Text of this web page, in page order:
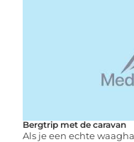
Bergtrip met de caravan
Als je een echte